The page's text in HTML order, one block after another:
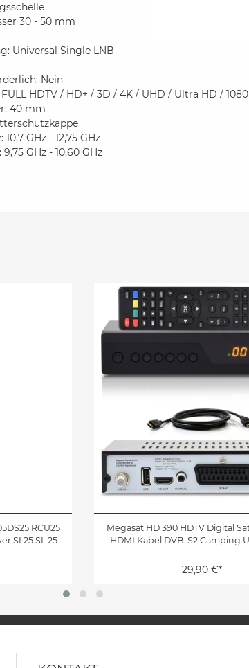
30 - 50 mm
Universal Single LNB
Nein
HDTV / HD+ / 3D / 4K / UHD / Ultra HD /
40 mm
GHz - 12,75 GHz
GHz - 10,60 GHz
RCU25
SL25 SL 25
Megasat HD 390 HDTV Digital
HDMI Kabel DVB-S2 Camping
29,90 €*